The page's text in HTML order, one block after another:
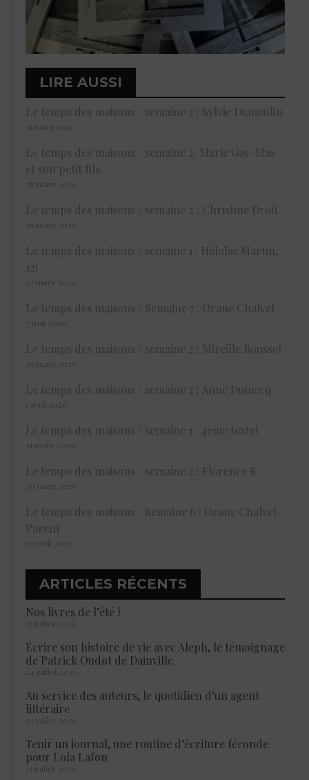
LIRE AUSSI
Le temps des maisons / semaine 2 : Sylvie Dumoulin
31 mars 2020
Le temps des maisons / semaine 2: Marie Gay-Mas
et son petit fils
28 mars 2020
Le temps des maisons / semaine 2 : Christine Droit
28 mars 2020
Le temps des maisons / semaine 1 : Héloïse Martin,
12!
22 mars 2020
Le temps des maisons / Semaine 7 : Orane Chalvet
7 mai 2020
Le temps des maisons / semaine 2 : Mireille Bousset
29 mars 2020
Le temps des maisons / semaine 2 : Anne Domecq
1 avril 2020
Le temps des maisons / semaine 1 : 4ème texte!
21 mars 2020
Le temps des maisons / semaine 2 : Florence K.
30 mars 2020
Le temps des maisons / Semaine 6 : Orane Chalvet-
Parent
27 avril 2020
ARTICLES RÉCENTS
Nos livres de l’été !
25 juillet 2026
Écrire son histoire de vie avec Aleph, le témoignage
de Patrick Oudot de Dainville
24 juillet 2026
Au service des auteurs, le quotidien d’un agent
littéraire
23 juillet 2026
Tenir un journal, une routine d’écriture féconde
pour Lola Lafon
21 juillet 2026